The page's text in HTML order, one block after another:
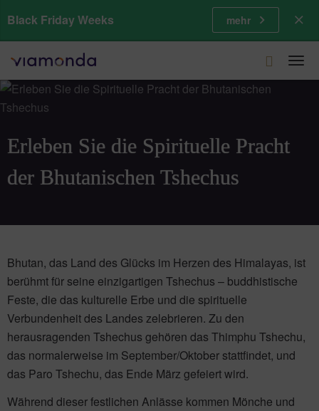
Black Friday Weeks mehr
Erleben Sie die Spirituelle Pracht
der Bhutanischen Tshechus
Bhutan, das Land des Glücks im Herzen des Himalayas, ist
berühmt für seine einzigartigen Tshechus – buddhistische
Feste, die das kulturelle Erbe und die spirituelle
Verbundenheit des Landes zelebrieren. Zu den
herausragenden Tshechus gehören das Thimphu Tshechu,
das normalerweise im September/Oktober stattfindet, und
das Paro Tshechu, das Ende März gefeiert wird.
Während dieser festlichen Anlässe kommen Mönche und